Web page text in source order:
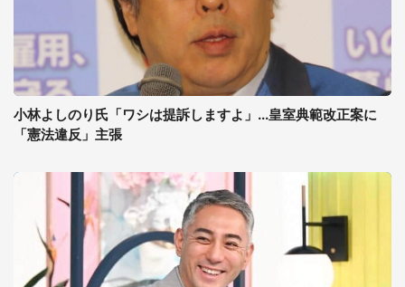
小林よしのり氏「ワシは提訴しますよ」...皇室典範改正案に
「憲法違反」主張